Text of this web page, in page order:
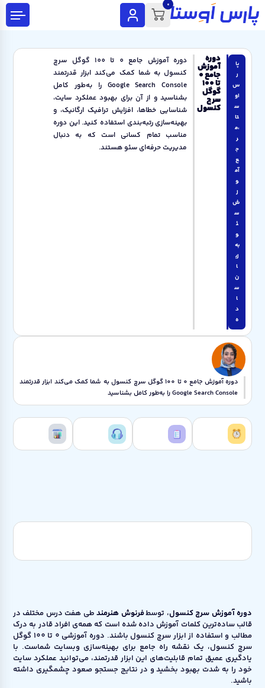
0
پا
ر
س
او
س
تا
،م
ر
ج
ع
آم
و
ز
ش
س
ئ
و
به
زب
ا
ن
س
ا
د
ه
دوره
آموزش
جامع 0
تا 100
گوگل
سرچ
کنسول
دوره آموزش جامع 0 تا 100 گوگل سرچ
کنسول به شما کمک می‌کند ابزار قدرتمند
Google Search Console را به‌طور کامل
بشناسید و از آن برای بهبود عملکرد سایت،
شناسایی خطاها، افزایش ترافیک ارگانیک، و
بهینه‌سازی رتبه‌بندی استفاده کنید. این دوره
مناسب تمام کسانی است که به دنبال
مدیریت حرفه‌ای سئو هستند.
دوره آموزش جامع 0 تا 100 گوگل سرچ کنسول به شما کمک می‌کند ابزار قدرتمند
Google Search Console را به‌طور کامل بشناسید
دوره آموزش سرچ کنسول، توسطفرنوش هنرمندطی هفت درس مختلف در
قالب ساده‌ترین کلمات آموزش داده شده است که همه‌ی افراد قادر به درک
مطالب و استفاده از ابزار سرچ کنسول باشند. دوره آموزشی 0 تا 100 گوگل
سرچ کنسول، یک نقشه راه جامع برای بهینه‌سازی وبسایت شماست. با
یادگیری عمیق تمام قابلیت‌های این ابزار قدرتمند، می‌توانید عملکرد سایت
خود را به شدت بهبود بخشید و در نتایج جستجو صعود چشمگیری داشته
باشید.